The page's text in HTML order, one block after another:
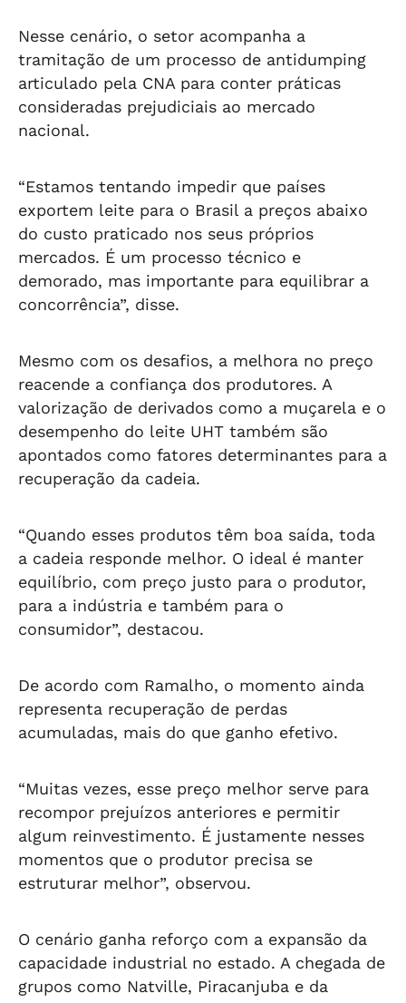
Nesse cenário, o setor acompanha a
tramitação de um processo de antidumping
articulado pela CNA para conter práticas
consideradas prejudiciais ao mercado
nacional.
“Estamos tentando impedir que países
exportem leite para o Brasil a preços abaixo
do custo praticado nos seus próprios
mercados. É um processo técnico e
demorado, mas importante para equilibrar a
concorrência”, disse.
Mesmo com os desafios, a melhora no preço
reacende a confiança dos produtores. A
valorização de derivados como a muçarela e o
desempenho do leite UHT também são
apontados como fatores determinantes para a
recuperação da cadeia.
“Quando esses produtos têm boa saída, toda
a cadeia responde melhor. O ideal é manter
equilíbrio, com preço justo para o produtor,
para a indústria e também para o
consumidor”, destacou.
De acordo com Ramalho, o momento ainda
representa recuperação de perdas
acumuladas, mais do que ganho efetivo.
“Muitas vezes, esse preço melhor serve para
recompor prejuízos anteriores e permitir
algum reinvestimento. É justamente nesses
momentos que o produtor precisa se
estruturar melhor”, observou.
O cenário ganha reforço com a expansão da
capacidade industrial no estado. A chegada de
grupos como Natville, Piracanjuba e da